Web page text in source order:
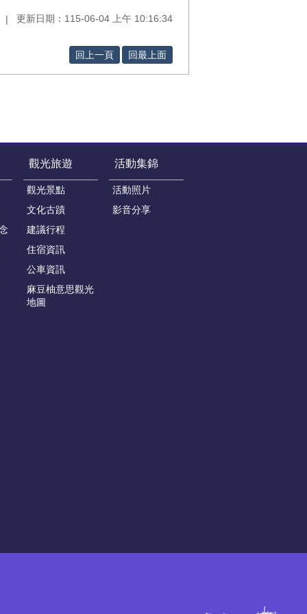
更新日期：115-06-04 上午 10:16:34
回上一頁 回最上面
觀光旅遊
觀光景點
文化古蹟
建議行程
住宿資訊
公車資訊
麻豆柚意思觀光
地圖
活動集錦
活動照片
影音分享